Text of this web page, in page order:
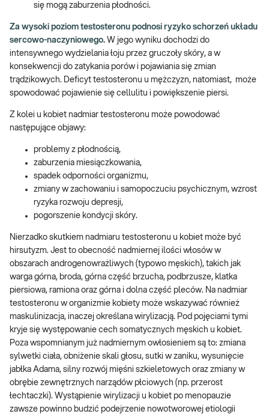
się mogą zaburzenia płodności.
Za wysoki poziom testosteronu podnosi ryzyko schorzeń układu
sercowo-naczyniowego. W jego wyniku dochodzi do
intensywnego wydzielania łoju przez gruczoły skóry, a w
konsekwencji do zatykania porów i pojawiania się zmian
trądzikowych. Deficyt testosteronu u mężczyzn, natomiast, może
spowodować pojawienie się cellulitu i powiększenie piersi.
Z kolei u kobiet nadmiar testosteronu może powodować
następujące objawy:
problemy z płodnością,
zaburzenia miesiączkowania,
spadek odporności organizmu,
zmiany w zachowaniu i samopoczuciu psychicznym, wzrost
ryzyka rozwoju depresji,
pogorszenie kondycji skóry.
Nierzadko skutkiem nadmiaru testosteronu u kobiet może być
hirsutyzm. Jest to obecność nadmiernej ilości włosów w
obszarach androgenowrażliwych (typowo męskich), takich jak
warga górna, broda, górna część brzucha, podbrzusze, klatka
piersiowa, ramiona oraz górna i dolna część pleców. Na nadmiar
testosteronu w organizmie kobiety może wskazywać również
maskulinizacja, inaczej określana wirylizacją. Pod pojęciami tymi
kryje się występowanie cech somatycznych męskich u kobiet.
Poza wspomnianym już nadmiernym owłosieniem są to: zmiana
sylwetki ciała, obniżenie skali głosu, sutki w zaniku, wysunięcie
jabłka Adama, silny rozwój mięśni szkieletowych oraz zmiany w
obrębie zewnętrznych narządów płciowych (np. przerost
łechtaczki). Wystąpienie wirylizacji u kobiet po menopauzie
zawsze powinno budzić podejrzenie nowotworowej etiologii